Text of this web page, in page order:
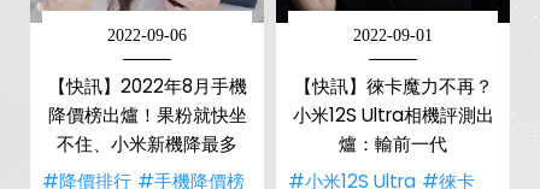
2022-09-06
【快訊】2022年8月手機
降價榜出爐！果粉就快坐
不住、小米新機降最多
#降價排行 #手機降價榜
2022-09-01
【快訊】徠卡魔力不再？
小米12S Ultra相機評測出
爐：輸前一代
#小米12S Ultra #徠卡